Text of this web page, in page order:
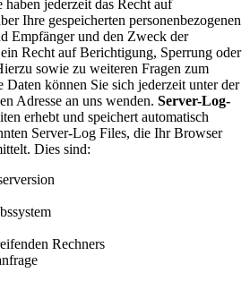
haben jederzeit das Recht auf
Ihre gespeicherten personenbezogenen
Empfänger und den Zweck der
Recht auf Berichtigung, Sperrung oder
sowie zu weiteren Fragen zum
Daten können Sie sich jederzeit unter der
Adresse an uns wenden. Server-Log-
erhebt und speichert automatisch
Server-Log Files, die Ihr Browser
Dies sind:
Rechners